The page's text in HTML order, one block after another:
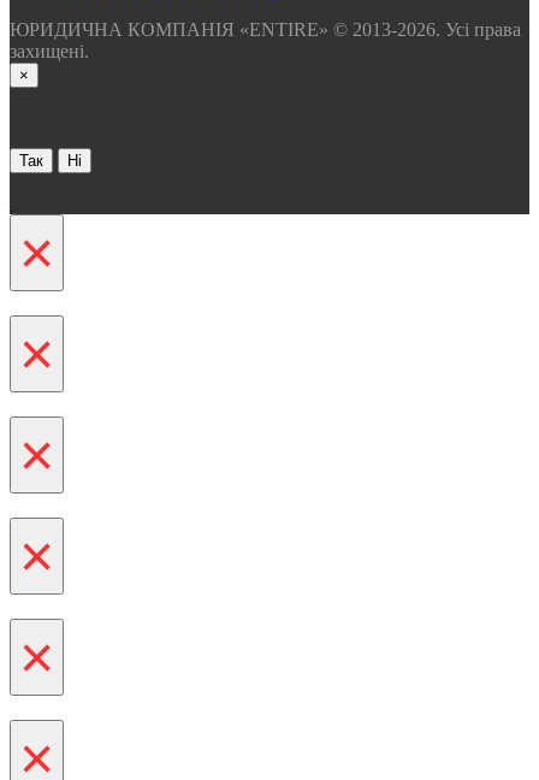
ЮРИДИЧНА КОМПАНІЯ «ENTIRE» © 2013-2026. Усі права
захищені.
×
Так Ні
×
×
×
×
×
×